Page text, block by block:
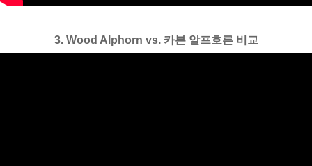
3. Wood Alphorn vs. 카본 알프호른 비교